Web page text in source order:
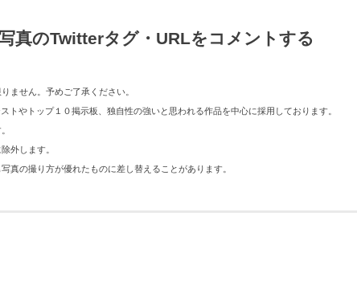
真のTwitterタグ・URLをコメントする
ません。予めご了承ください。
トやトップ１０掲示板、独自性の強いと思われる作品を中心に採用しております。
外します。
真の撮り方が優れたものに差し替えることがあります。